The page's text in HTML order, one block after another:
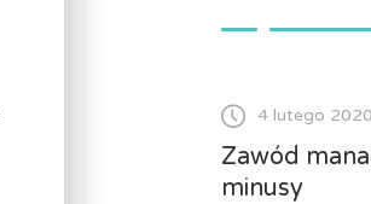
4 lutego 2020
Zawód
minusy